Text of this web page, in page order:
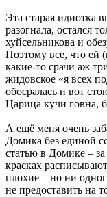
Эта старая идиотка
разогнала, остался
хуйсельникова и
Поэтому все, что ей
какие-то срачи аж
жидовское «я всех
обосралась и вот
Царица кучи говна,
А ещё меня очень
Домика без единой
статью в Домике –
красках
плохие – но ни
не предоставить на